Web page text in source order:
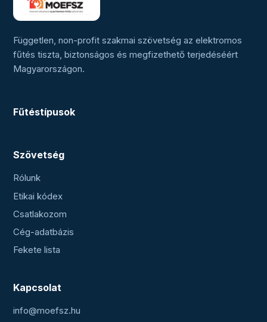
Független, non-profit szakmai szövetség az elektromos
fűtés tiszta, biztonságos és megfizethető terjedéséért
Magyarországon.
Fűtéstípusok
Szövetség
Rólunk
Etikai kódex
Csatlakozom
Cég-adatbázis
Fekete lista
Kapcsolat
info@moefsz.hu